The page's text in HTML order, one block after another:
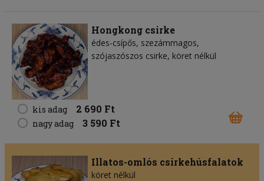
Hongkong csirke
édes-csípős, szezámmagos,
szójaszószos csirke, köret nélkül
kis adag 2 690 Ft
nagy adag 3 590 Ft
Illatos-omlós csirkehúsfalatok
köret nélkül